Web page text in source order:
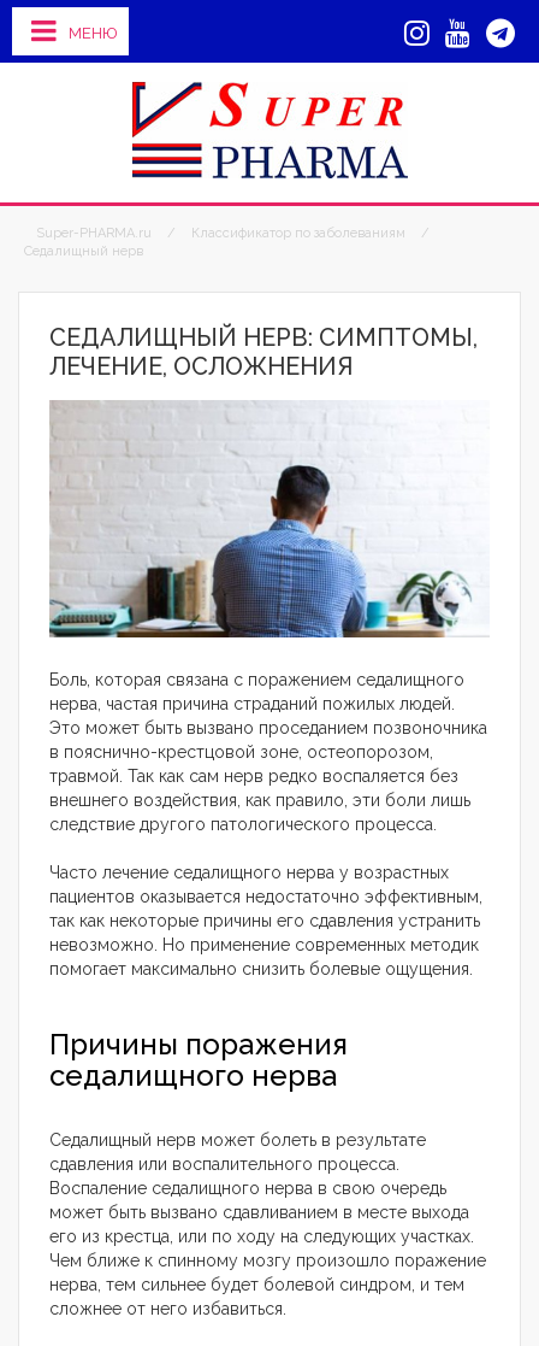
МЕНЮ
Super-PHARMA.ru / Классификатор по заболеваниям
/
Седалищный нерв
СЕДАЛИЩНЫЙ НЕРВ: СИМПТОМЫ,
ЛЕЧЕНИЕ, ОСЛОЖНЕНИЯ
Боль, которая связана с поражением седалищного
нерва, частая причина страданий пожилых людей.
Это может быть вызвано проседанием позвоночника
в пояснично-крестцовой зоне, остеопорозом,
травмой. Так как сам нерв редко воспаляется без
внешнего воздействия, как правило, эти боли лишь
следствие другого патологического процесса.
Часто лечение седалищного нерва у возрастных
пациентов оказывается недостаточно эффективным,
так как некоторые причины его сдавления устранить
невозможно. Но применение современных методик
помогает максимально снизить болевые ощущения.
Причины поражения
седалищного нерва
Седалищный нерв может болеть в результате
сдавления или воспалительного процесса.
Воспаление седалищного нерва в свою очередь
может быть вызвано сдавливанием в месте выхода
его из крестца, или по ходу на следующих участках.
Чем ближе к спинному мозгу произошло поражение
нерва, тем сильнее будет болевой синдром, и тем
сложнее от него избавиться.